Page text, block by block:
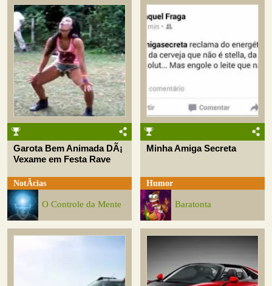
Garota Bem Animada DÃ¡
Vexame em Festa Rave
NotÃ­cias
O Controle da Mente
Minha Amiga Secreta
Humor
Baratonta